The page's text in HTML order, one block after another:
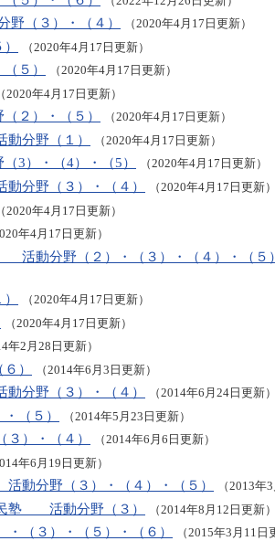
（３）・（４） （2020年4月17日更新）
（2020年4月17日更新）
５） （2020年4月17日更新）
（2020年4月17日更新）
２）・（５） （2020年4月17日更新）
分野（１） （2020年4月17日更新）
）・（4）・（5） （2020年4月17日更新）
分野（３）・（４） （2020年4月17日更新
（2020年4月17日更新）
年4月17日更新）
動分野（２）・（３）・（４）・（５
（2020年4月17日更新）
（2020年4月17日更新）
年2月28日更新）
） （2014年6月3日更新）
分野（３）・（４） （2014年6月24日更新
（５） （2014年5月23日更新）
）・（４） （2014年6月6日更新）
年6月19日更新）
動分野（３）・（４）・（５） （2013年
民塾 活動分野（３） （2014年8月12日更新
（３）・（５）・（６） （2015年3月11日